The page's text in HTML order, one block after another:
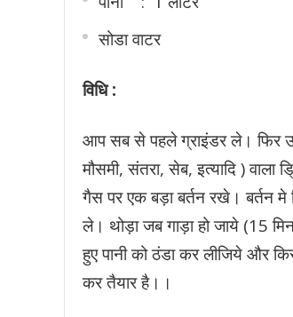
सोडा वाटर
विधि:
आप सब से पहले ग्राइंडर ले। फिर
मौसमी, संतरा, सेब, इत्यादि )
गैस पर एक बड़ा बर्तन रखे। बर्तन
ले। थोड़ा जब गाड़ा हो जाये (15
हुए पानी को ठंडा कर लीजिये और
कर तैयार है।।